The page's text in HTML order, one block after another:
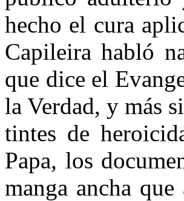
hecho el cura
Capileira habló
que dice el
la Verdad, y más
tintes de
Papa, los
manga ancha